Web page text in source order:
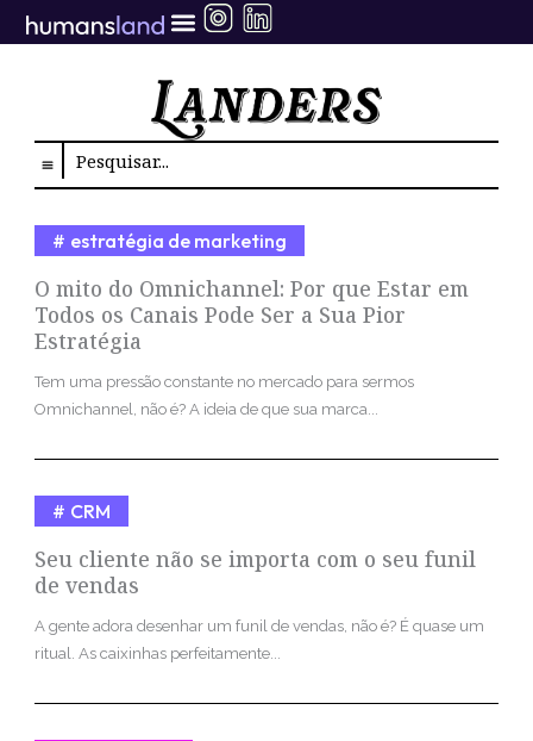
para
Search
O mito do Omnichannel: Por que Estar em
Todos os Canais Pode Ser a Sua Pior
Estratégia
estratégia de marketing
Tem uma pressão constante no mercado para sermos
Omnichannel, não é? A ideia de que sua marca...
Seu cliente não se importa com o seu funil
de vendas
CRM
A gente adora desenhar um funil de vendas, não é? É quase um
ritual. As caixinhas perfeitamente...